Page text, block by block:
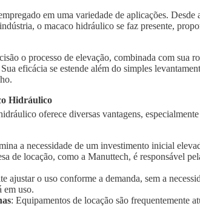
em uma variedade de aplicações.
o macaco hidráulico se faz presente,
o processo de elevação, combinada com sua
eficácia se estende além do simples
Hidráulico
oferece diversas vantagens,
a necessidade de um investimento inicial
de locação, como a Manuttech, é responsável
ajustar o uso conforme a demanda, sem a
em uso.
: Equipamentos de locação são frequentemente